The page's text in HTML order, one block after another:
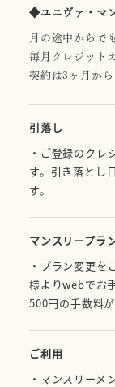
きません。
◆ユニヴァ・マ
月の途中からで
毎月クレジット
契約は3ヶ月から
引落し
・ご登録のクレ
す。引き落とし
す。
マンスリープラ
・プラン変更を
様よりwebでお
500円の手数料が
ご利用
・マンスリーメ